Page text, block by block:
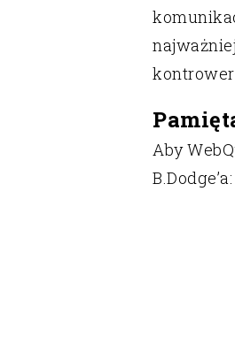
Aby
B.Dodge’a: